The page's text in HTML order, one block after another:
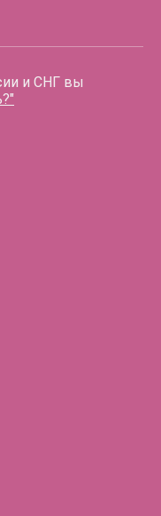
и СНГ вы